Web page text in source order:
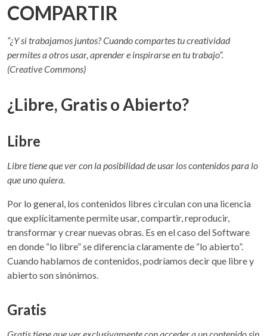
COMPARTIR
“¿Y si trabajamos juntos? Cuando compartes tu creatividad
permites a otros usar, aprender e inspirarse en tu trabajo”.
(Creative Commons)
¿Libre, Gratis o Abierto?
Libre
Libre tiene que ver con la posibilidad de usar los contenidos para lo
que uno quiera.
Por lo general, los contenidos libres circulan con una licencia
que explícitamente permite usar, compartir, reproducir,
transformar y crear nuevas obras. Es en el caso del Software
en donde “lo libre” se diferencia claramente de “lo abierto”.
Cuando hablamos de contenidos, podríamos decir que libre y
abierto son sinónimos.
Gratis